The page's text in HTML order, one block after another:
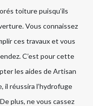
toiture puisqu’ils
Vous connaissez
ces travaux et vous
C’est pour cette
les aides de Artisan
il réussira l’hydrofuge
plus, ne vous cassez